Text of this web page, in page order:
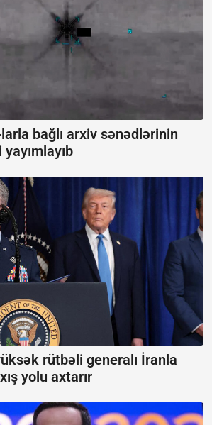
bağlı arxiv sənədlərinin
rütbəli generalı İranla
yolu axtarır